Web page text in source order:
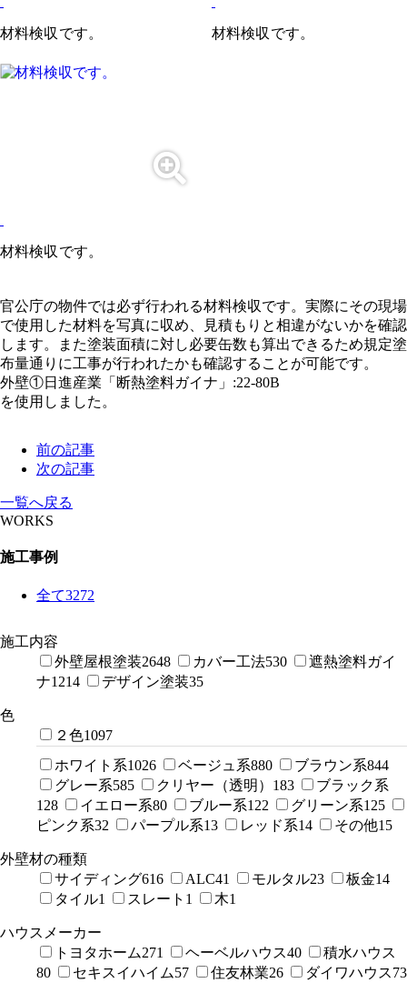
材料検収です。 材料検収です。
材料検収です。
官公庁の物件では必ず行われる材料検収です。実際にその現場
で使用した材料を写真に収め、見積もりと相違がないかを確認
します。また塗装面積に対し必要缶数も算出できるため規定塗
布量通りに工事が行われたかも確認することが可能です。
外壁①日進産業「断熱塗料ガイナ」:22-80B
を使用しました。
前の記事
次の記事
一覧へ戻る
WORKS
施工事例
全て3272
施工内容
外壁屋根塗装2648 カバー工法530
遮熱塗料ガイ
ナ1214 デザイン塗装35
色
２色1097
ホワイト系1026 ベージュ系880 ブラウン系844
グレー系585 クリヤー（透明） 183
ブラック系
128
イエロー系80 ブルー系122 グリーン系125
ピンク系32 パープル系13 レッド系14 その他15
外壁材の種類
サイディング616 ALC41 モルタル23 板金14
タイル1 スレート 1 木1
ハウスメーカー
トヨタホーム271 ヘーベルハウス40
積水ハウス
80
セキスイハイム57 住友林業26 ダイワハウス73